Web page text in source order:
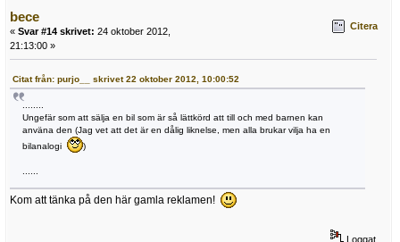
bece
« Svar #14 skrivet: 24 oktober 2012,
21:13:00 »
Citera
Citat från: purjo__ skrivet 22 oktober 2012, 10:00:52
Ungefär som att sälja en bil som är så lättkörd att till och med barnen kan
använa den (Jag vet att det är en dålig liknelse, men alla brukar vilja ha en
bilanalogi
)
Kom att tänka på den här gamla reklamen!
Loggat